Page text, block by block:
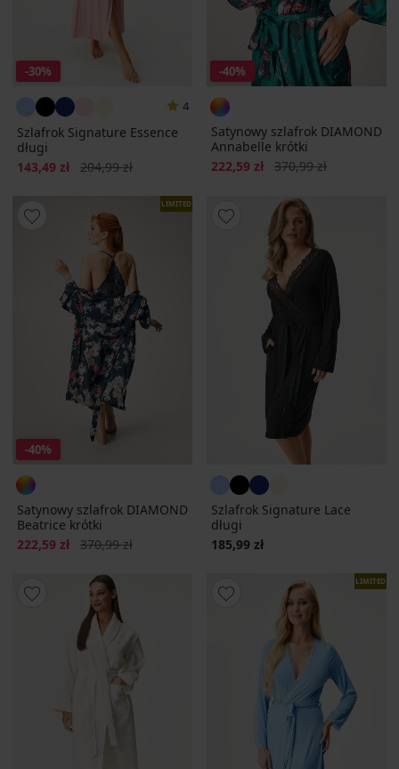
-30%
4
Szlafrok Signature Essence
długi
Zniżka
143,49 zł Pierwotna cena
204,99 zł
-40%
Satynowy szlafrok DIAMOND
Annabelle krótki
Zniżka
222,59 zł Pierwotna cena
370,99 zł
LIMITED
-40%
Satynowy szlafrok DIAMOND
Beatrice krótki
Zniżka
222,59 zł Pierwotna cena
370,99 zł
Szlafrok Signature Lace
długi
185,99 zł
LIMITED